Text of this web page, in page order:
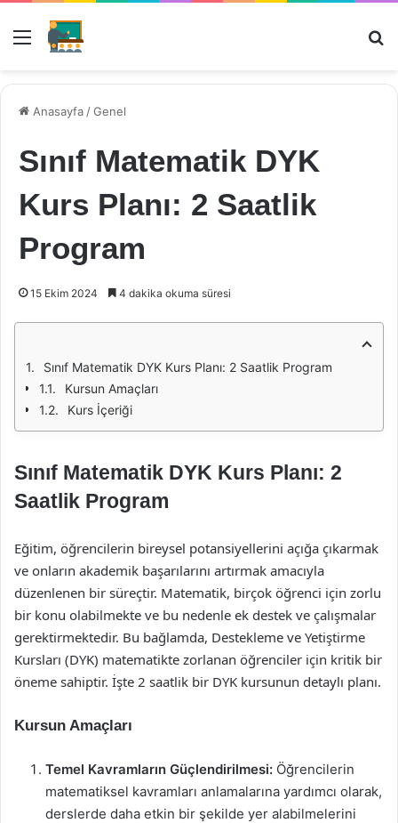
Menü
Anasayfa /Genel
Sınıf Matematik DYK
Kurs Planı: 2 Saatlik
Program
15 Ekim 2024 4 dakika okuma süresi
Sınıf Matematik DYK Kurs Planı: 2 Saatlik Program
Kursun Amaçları
Kurs İçeriği
Sınıf Matematik DYK Kurs Planı: 2
Saatlik Program
Eğitim, öğrencilerin bireysel potansiyellerini açığa çıkarmak
ve onların akademik başarılarını artırmak amacıyla
düzenlenen bir süreçtir. Matematik, birçok öğrenci için zorlu
bir konu olabilmekte ve bu nedenle ek destek ve çalışmalar
gerektirmektedir. Bu bağlamda, Destekleme ve Yetiştirme
Kursları (DYK) matematikte zorlanan öğrenciler için kritik bir
öneme sahiptir. İşte 2 saatlik bir DYK kursunun detaylı planı.
Kursun Amaçları
Temel Kavramların Güçlendirilmesi: Öğrencilerin
matematiksel kavramları anlamalarına yardımcı olarak,
derslerde daha etkin bir şekilde yer alabilmelerini